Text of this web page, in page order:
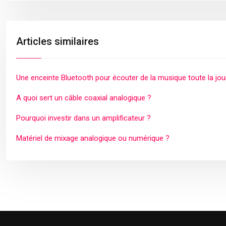
Articles similaires
Une enceinte Bluetooth pour écouter de la musique toute la
A quoi sert un câble coaxial analogique ?
Pourquoi investir dans un amplificateur ?
Matériel de mixage analogique ou numérique ?